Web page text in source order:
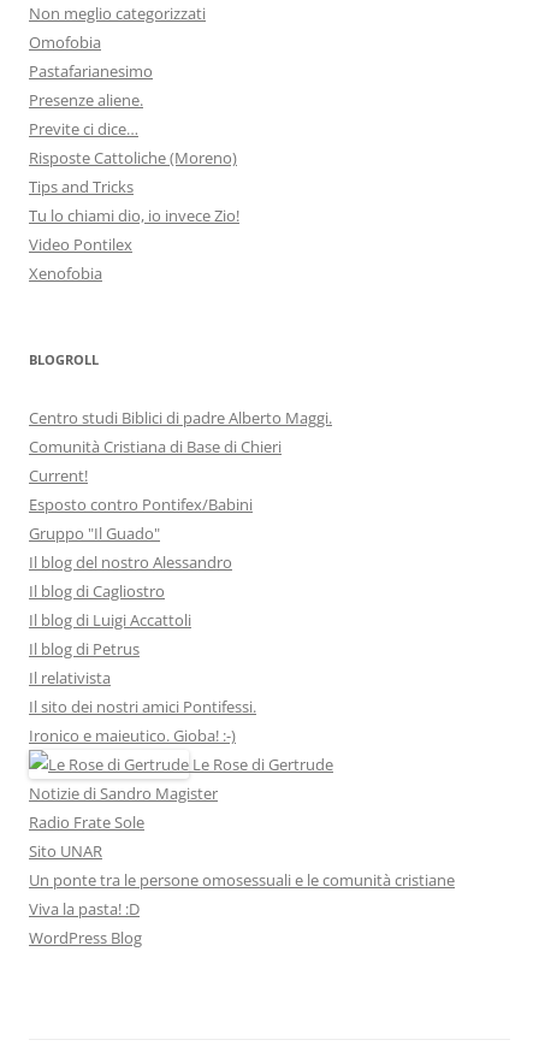
Non meglio categorizzati
Omofobia
Pastafarianesimo
Presenze aliene.
Previte ci dice…
Risposte Cattoliche (Moreno)
Tips and Tricks
Tu lo chiami dio, io invece Zio!
Video Pontilex
Xenofobia
BLOGROLL
Centro studi Biblici di padre Alberto Maggi.
Comunità Cristiana di Base di Chieri
Current!
Esposto contro Pontifex/Babini
Gruppo "Il Guado"
Il blog del nostro Alessandro
Il blog di Cagliostro
Il blog di Luigi Accattoli
Il blog di Petrus
Il relativista
Il sito dei nostri amici Pontifessi.
Ironico e maieutico. Gioba! :-)
Le Rose di Gertrude
Notizie di Sandro Magister
Radio Frate Sole
Sito UNAR
Un ponte tra le persone omosessuali e le comunità cristiane
Viva la pasta! :D
WordPress Blog